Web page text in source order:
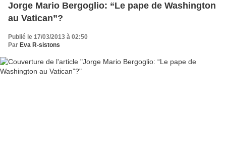
Jorge Mario Bergoglio: “Le pape de Washington
au Vatican”?
Publié le 17/03/2013 à 02:50
Par Eva R-sistons